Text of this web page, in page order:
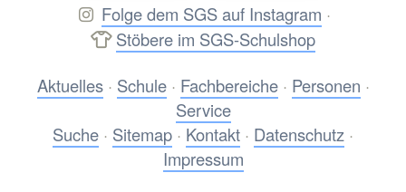
Folge dem SGS auf Instagram ·
Stöbere im SGS-Schulshop
Aktuelles· Schule· Fachbereiche· Personen ·
Service
Suche · Sitemap · Kontakt · Datenschutz ·
Impressum